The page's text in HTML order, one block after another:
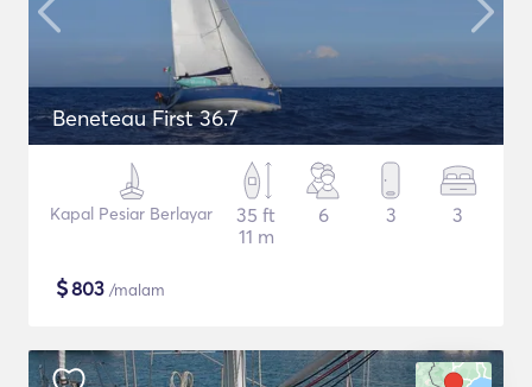
Beneteau First 36.7
Kapal Pesiar Berlayar
35 ft
11 m
6 3 3
$803 /malam